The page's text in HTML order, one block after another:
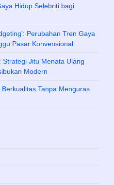
Hidup Selebriti bagi
Perubahan Tren Gaya
Pasar Konvensional
Jitu Menata Ulang
Modern
Tanpa Menguras